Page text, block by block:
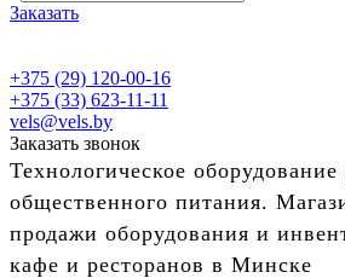
Заказать
+375 (29) 120-00-16
+375 (33) 623-11-11
vels@vels.by
Заказать звонок
Технологическое
общественного питания.
продажи оборудования и
кафе и ресторанов в Минске